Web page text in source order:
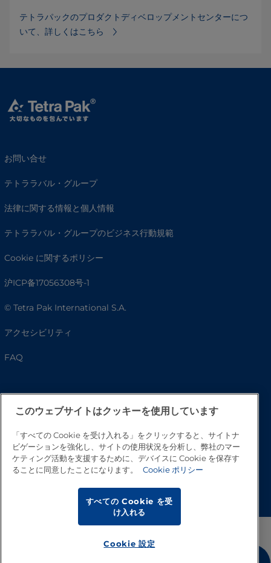
テトラパックのプロダクトディベロップメントセンターにつ
いて、詳しくはこちら⁠
お問い合せ
テトララバル・グループ
法律に関する情報と個人情報
テトララバル・グループのビジネス行動規範
Cookie に関するポリシー
沪ICP备17056308号-1
© Tetra Pak International S.A.
アクセシビリティ
FAQ
このウェブサイトはクッキーを使用しています
「すべての Cookie を受け入れる」をクリックすると、サイトナ
ビゲーションを強化し、サイトの使用状況を分析し、弊社のマー
ケティング活動を支援するために、デバイスに Cookie を保存す
ることに同意したことになります。
Cookie ポリシー
すべての Cookie を受
け入れる
Cookie 設定